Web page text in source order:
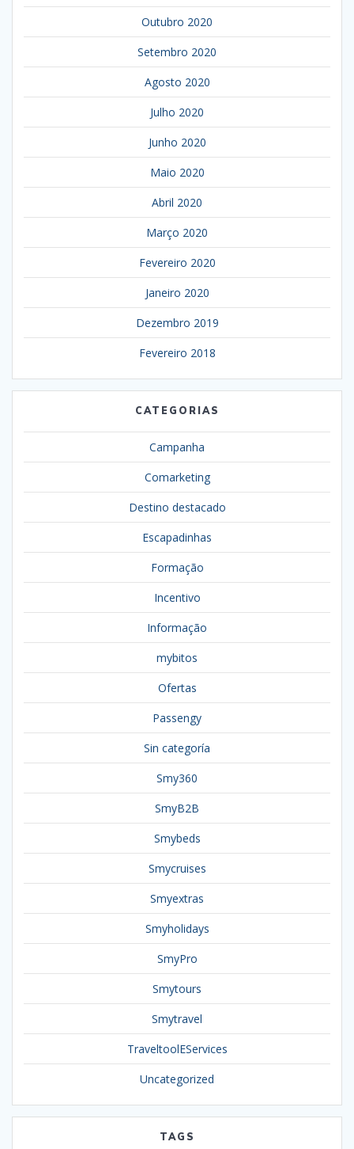
Outubro 2020
Setembro 2020
Agosto 2020
Julho 2020
Junho 2020
Maio 2020
Abril 2020
Março 2020
Fevereiro 2020
Janeiro 2020
Dezembro 2019
Fevereiro 2018
CATEGORIAS
Campanha
Comarketing
Destino destacado
Escapadinhas
Formação
Incentivo
Informação
mybitos
Ofertas
Passengy
Sin categoría
Smy360
SmyB2B
Smybeds
Smycruises
Smyextras
Smyholidays
SmyPro
Smytours
Smytravel
TraveltoolEServices
Uncategorized
TAGS